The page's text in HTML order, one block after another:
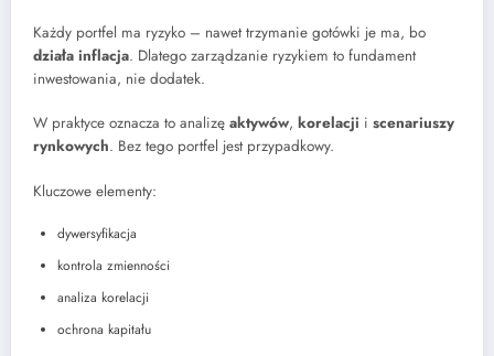
Każdy portfel ma ryzyko – nawet trzymanie gotówki je ma, bo
działa inflacja. Dlatego zarządzanie ryzykiem to fundament
inwestowania, nie dodatek.
W praktyce oznacza to analizę aktywów, korelacji i scenariuszy
rynkowych. Bez tego portfel jest przypadkowy.
Kluczowe elementy:
dywersyfikacja
kontrola zmienności
analiza korelacji
ochrona kapitału